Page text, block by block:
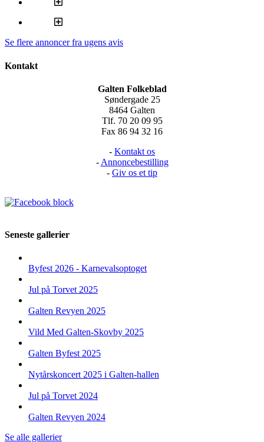
Se flere annoncer fra ugens avis
Kontakt
Galten Folkeblad
Søndergade 25
8464 Galten
Tlf. 70 20 09 95
Fax 86 94 32 16
- Kontakt os
- Annoncebestilling
- Giv os et tip
Seneste gallerier
Byfest 2026 - Karnevalsoptoget
Jul på Torvet 2025
Galten Revyen 2025
Vild Med Galten-Skovby 2025
Galten Byfest 2025
Nytårskoncert 2025 i Galten-hallen
Jul på Torvet 2024
Galten Revyen 2024
Se alle gallerier